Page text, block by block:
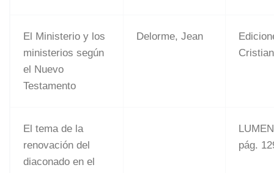
El Ministerio y los
ministerios según
el Nuevo
Testamento
Delorme, Jean
El tema de la
renovación del
diaconado en el
pág.